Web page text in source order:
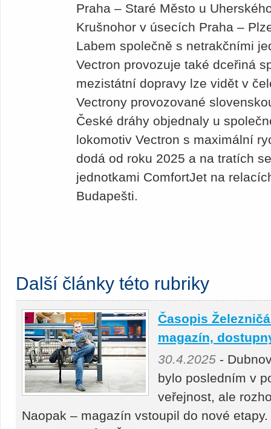
Praha – Staré Město u
Krušnohor v úsecích Praha –
Labem společně s netrakčními
Vectron provozuje také dceřiná
mezistátní dopravy lze vidět v
Vectrony provozované
České dráhy objednaly u
lokomotiv Vectron s maximální
dodá od roku 2025 a na tratích
jednotkami ComfortJet na
Budapešti.
Další články této rubriky
Časopis
magazín,
30.4.2025 -
bylo posledním v
veřejnost, ale
Naopak – magazín vstoupil do nové